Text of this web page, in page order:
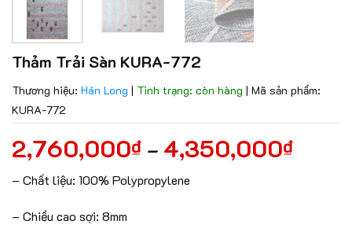
Thảm Trải Sàn KURA-772
Thương hiệu: Hán Long | Tình trạng: còn hàng | Mã sản phẩm:
KURA-772
2,760,000₫ – 4,350,000₫
– Chất liệu: 100% Polypropylene
– Chiều cao sợi: 8mm